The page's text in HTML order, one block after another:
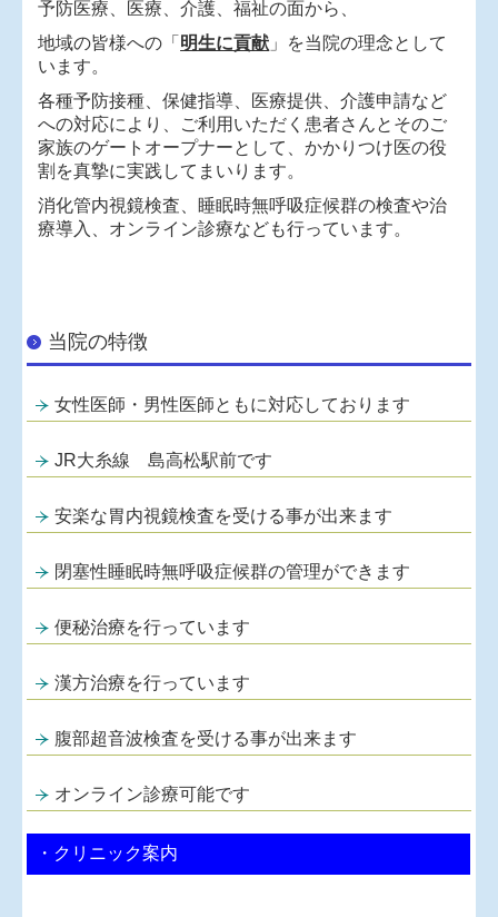
予防医療、医療、介護、福祉の面から、
地域の皆様への「 明生に貢献 」を当院の理念として
います。
各種予防接種、保健指導、医療提供、介護申請など
への対応により、
ご利用いただく患者さんとそのご
家族のゲートオープナーとして、かかりつけ医の役
割を真摯に実践してまいります。
消化管内視鏡検査、睡眠時無呼吸症候群の検査や治
療導入、オンライン診療なども行っています。
当院の特徴
女性医師・男性医師ともに対応しております
JR大糸線 島高松駅前です
安楽な胃内視鏡検査を受ける事が出来ます
閉塞性睡眠時無呼吸症候群の管理ができます
便秘治療を行っています
漢方治療を行っています
腹部超音波検査を受ける事が出来ます
オンライン診療可能です
・クリニック案内